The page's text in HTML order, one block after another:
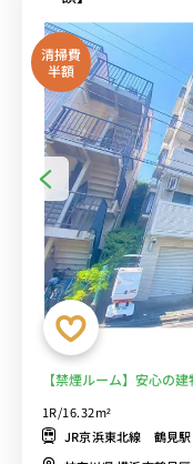
清掃費
半額
【禁煙ルーム】安心の
屋/鶴見大学まで徒歩通
1R/16.32m²
JR京浜東北線 鶴見